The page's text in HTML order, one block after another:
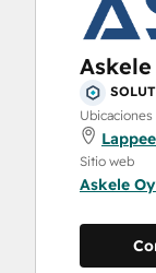
Ubicaciones
Sitio web
Askele Oy